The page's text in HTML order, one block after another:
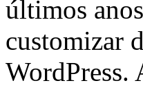
últimos
customizar
WordPress.